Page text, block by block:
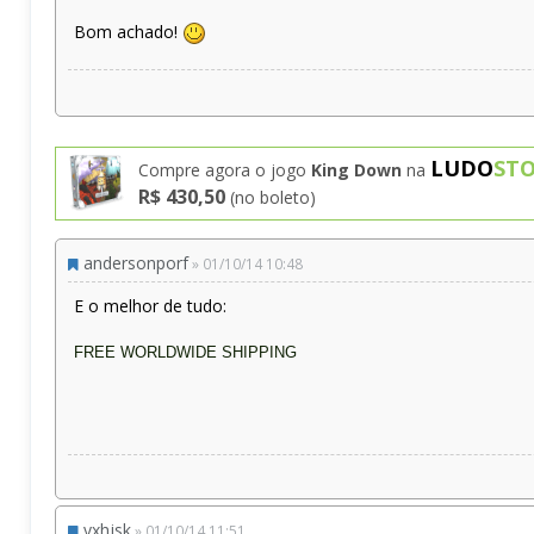
Bom achado!
Compre agora o jogo King Down na LUDO
R$ 430,50 (no boleto)
andersonporf» 01/10/14 10:48
E o melhor de tudo:
FREE WORLDWIDE SHIPPING